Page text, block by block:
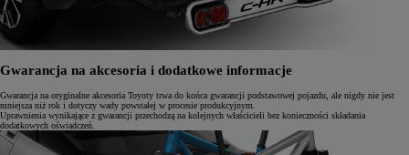
Gwarancja na akcesoria i dodatkowe informacje
Gwarancja na oryginalne akcesoria Toyoty trwa do końca gwarancji podstawowej pojazdu, ale nigdy nie jest
mniejsza niż rok i dotyczy wady powstałej w procesie produkcyjnym.
Uprawnienia wynikające z gwarancji przechodzą na kolejnych właścicieli bez konieczności składania
dodatkowych oświadczeń.